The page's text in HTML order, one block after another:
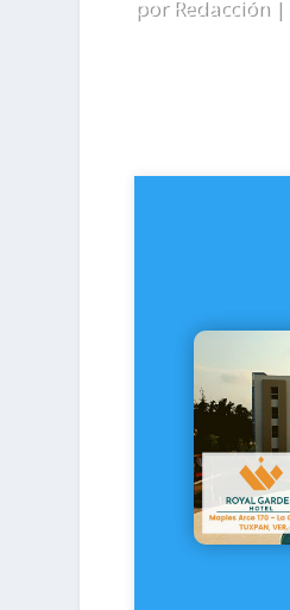
por Redacción|